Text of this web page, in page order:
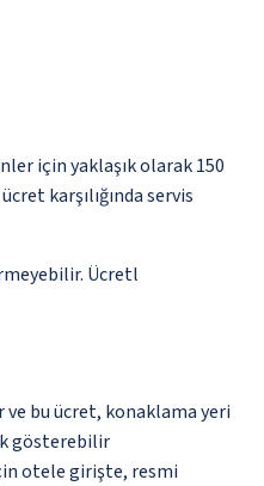
için yaklaşık olarak 150
karşılığında servis
Ücretl
bu ücret, konaklama yeri
gösterebilir
otele girişte, resmi